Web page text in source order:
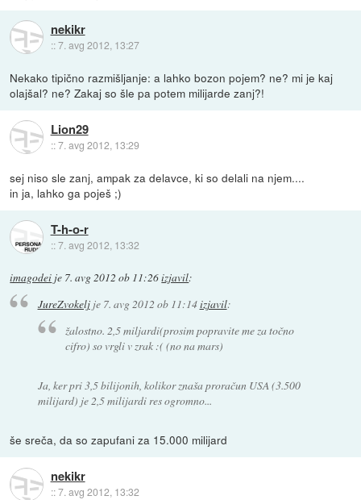
nekikr
::7. avg 2012, 13:27
Nekako tipično razmišljanje: a lahko bozon pojem? ne? mi je kaj
olajšal? ne? Zakaj so šle pa potem milijarde zanj?!
Lion29
::7. avg 2012, 13:29
sej niso sle zanj, ampak za delavce, ki so delali na njem....
in ja, lahko ga poješ ;)
T-h-o-r
::7. avg 2012, 13:32
imagodei je 7. avg 2012 ob 11:26izjavil:
JureZvokeljje 7. avg 2012 ob 11:14izjavil:
žalostno. 2,5 miljardi(prosim popravite me za točno
cifro) so vrgli v zrak :( (no na mars)
Ja, ker pri 3,5 bilijonih, kolikor znaša proračun USA (3.500
milijard) je 2,5 milijardi res ogromno...
še sreča, da so zapufani za 15.000 milijard
nekikr
::7. avg 2012, 13:32